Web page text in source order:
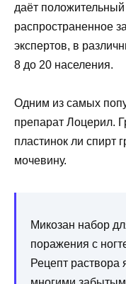
даёт положительный
распространенное
экспертов, в
8 до 20 населения.
Одним из самых
препарат Лоцерил.
пластинок ли спирт
мочевину.
Микозан набор
поражения с
Рецепт раствора